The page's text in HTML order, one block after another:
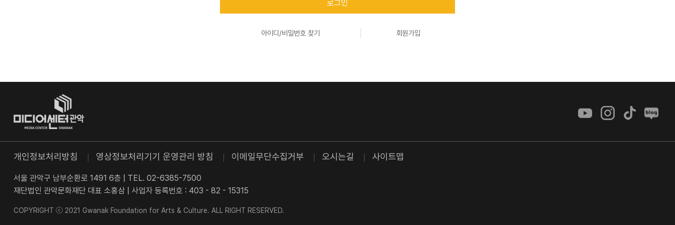
로그인
아이디/비밀번호 찾기 회원가입
개인정보처리방침 영상정보처리기기 운영관리 방침 이메일무단수집거부 오시는길 사이트맵
서울 관악구 남부순환로 1491 6층
TEL. 02-6385-7500
재단법인 관악문화재단 대표 소홍삼
사업자 등록번호 : 403 - 82 - 15315
COPYRIGHT ⓒ 2021 Gwanak Foundation for Arts & Culture. ALL RIGHT RESERVED.